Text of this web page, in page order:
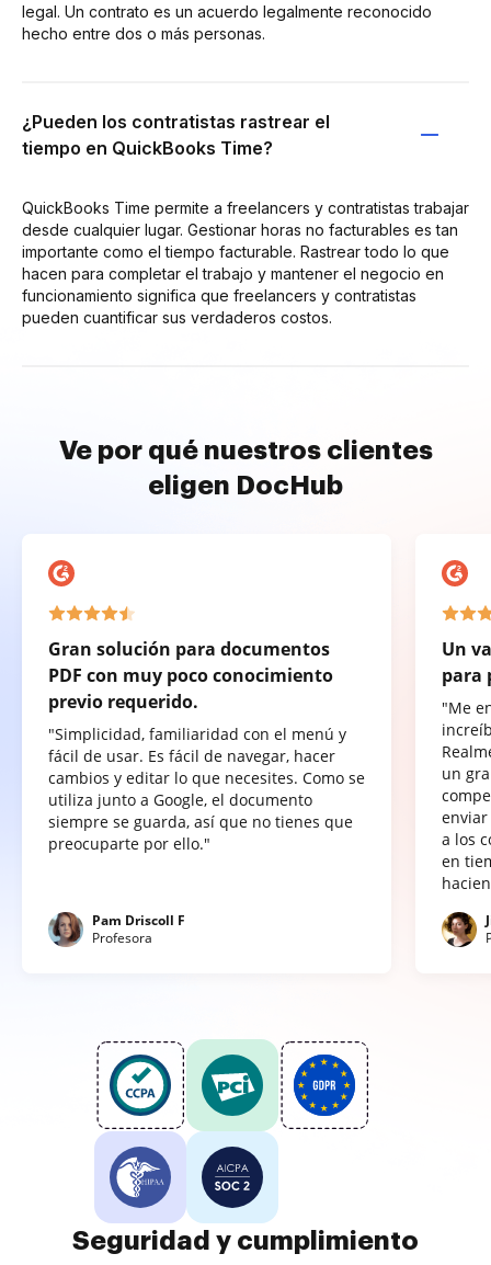
legal. Un contrato es un acuerdo legalmente reconocido
hecho entre dos o más personas.
¿Pueden los contratistas rastrear el
tiempo en QuickBooks Time?
QuickBooks Time permite a freelancers y contratistas trabajar
desde cualquier lugar. Gestionar horas no facturables es tan
importante como el tiempo facturable. Rastrear todo lo que
hacen para completar el trabajo y mantener el negocio en
funcionamiento significa que freelancers y contratistas
pueden cuantificar sus verdaderos costos.
Ve por qué nuestros clientes
eligen DocHub
Gran solución para documentos
PDF con muy poco conocimiento
previo requerido.
"Simplicidad, familiaridad con el menú y
fácil de usar. Es fácil de navegar, hacer
cambios y editar lo que necesites. Como se
utiliza junto a Google, el documento
siempre se guarda, así que no tienes que
preocuparte por ello."
Pam Driscoll F
Profesora
Un
para
"Me
un
a los
en
Seguridad y cumplimiento